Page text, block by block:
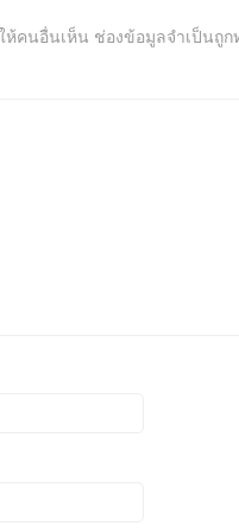
ห้คนอื่นเห็น ช่องข้อมูลจำเป็นถูก